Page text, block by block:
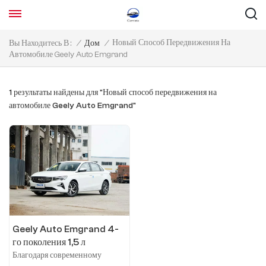
Вы Находитесь В : / Дом / Новый Способ Передвижения На
Автомобиле Geely Auto Emgrand
1 результаты найдены для "Новый способ передвижения на
автомобиле Geely Auto Emgrand"
Geely Auto Emgrand 4-
го поколения 1,5 л
механическая версия
Благодаря современному